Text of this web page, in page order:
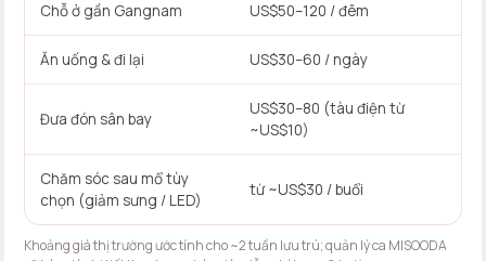
Chỗ ở gần Gangnam US$50–120 / đêm
Ăn uống & đi lại US$30–60 / ngày
Đưa đón sân bay
US$30–80 (tàu điện từ
~US$10)
Chăm sóc sau mổ tùy
chọn (giảm sưng / LED)
từ ~US$30 / buổi
Khoảng giá thị trường ước tính cho ~2 tuần lưu trú; quản lý ca MISOODA